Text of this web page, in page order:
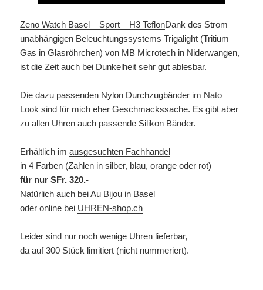
Zeno Watch Basel – Sport – H3 TeflonDank des Strom
unabhängigen Beleuchtungssystems Trigalight (Tritium
Gas in Glasröhrchen) von MB Microtech in Niderwangen,
ist die Zeit auch bei Dunkelheit sehr gut ablesbar.
Die dazu passenden Nylon Durchzugbänder im Nato
Look sind für mich eher Geschmackssache. Es gibt aber
zu allen Uhren auch passende Silikon Bänder.
Erhältlich imausgesuchten Fachhandel
in 4 Farben (Zahlen in silber, blau, orange oder rot)
für nur SFr. 320.-
Natürlich auch beiAu Bijou in Basel
oder online bei UHREN-shop.ch
Leider sind nur noch wenige Uhren lieferbar,
da auf 300 Stück limitiert (nicht nummeriert).